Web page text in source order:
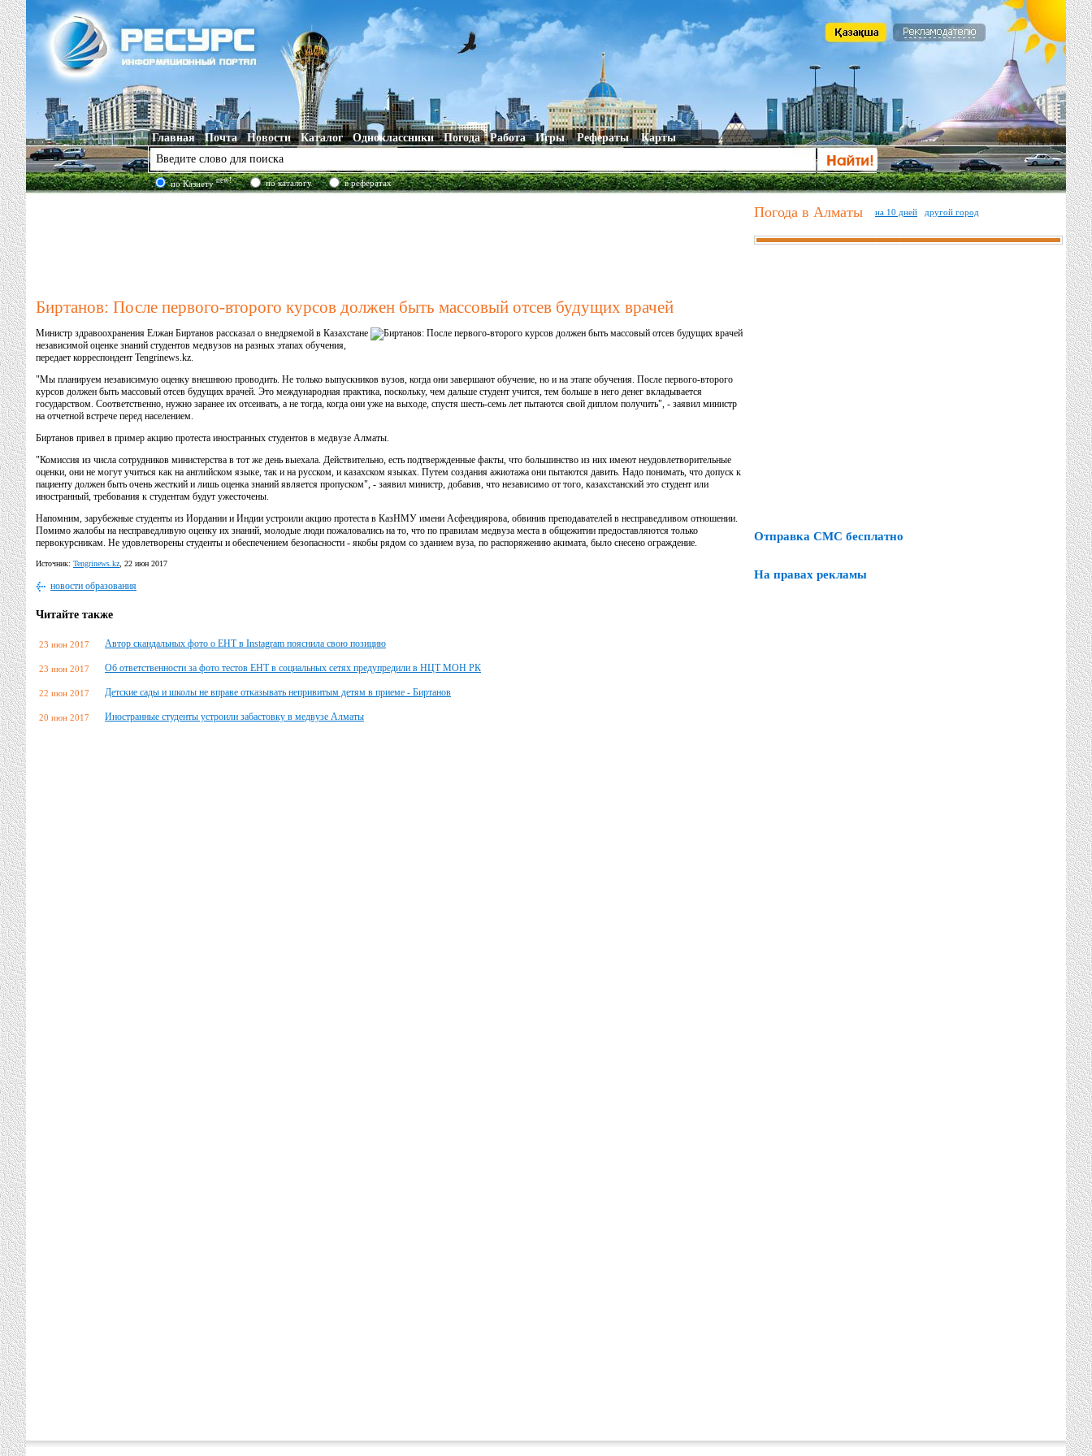
Главная Почта Новости Каталог Одноклассники Погода Работа Игры Рефераты Карты
по Казнетуnew! по каталогу в рефератах
Биртанов: После первого-второго курсов должен быть массовый отсев будущих врачей
Министр здравоохранения Елжан Биртанов рассказал о внедряемой в Казахстане
независимой оценке знаний студентов медвузов на разных этапах обучения,
передает корреспондент Tengrinews.kz.
"Мы планируем независимую оценку внешнюю проводить. Не только выпускников вузов, когда они завершают обучение, но и на этапе обучения. После первого-второго
курсов должен быть массовый отсев будущих врачей. Это международная практика, поскольку, чем дальше студент учится, тем больше в него денег вкладывается
государством. Соответственно, нужно заранее их отсеивать, а не тогда, когда они уже на выходе, спустя шесть-семь лет пытаются свой диплом получить", - заявил министр
на отчетной встрече перед населением.
Биртанов привел в пример акцию протеста иностранных студентов в медвузе Алматы.
"Комиссия из числа сотрудников министерства в тот же день выехала. Действительно, есть подтвержденные факты, что большинство из них имеют неудовлетворительные
оценки, они не могут учиться как на английском языке, так и на русском, и казахском языках. Путем создания ажиотажа они пытаются давить. Надо понимать, что допуск к
пациенту должен быть очень жесткий и лишь оценка знаний является пропуском", - заявил министр, добавив, что независимо от того, казахстанский это студент или
иностранный, требования к студентам будут ужесточены.
Напомним, зарубежные студенты из Иордании и Индии устроили акцию протеста в КазНМУ имени Асфендиярова, обвинив преподавателей в несправедливом отношении.
Помимо жалобы на несправедливую оценку их знаний, молодые люди пожаловались на то, что по правилам медвуза места в общежитии предоставляются только
первокурсникам. Не удовлетворены студенты и обеспечением безопасности - якобы рядом со зданием вуза, по распоряжению акимата, было снесено ограждение.
Источник: Tengrinews.kz , 22 июн 2017
новости образования
Читайте также
23 июн 2017 Автор скандальных фото о ЕНТ в Instagram пояснила свою позицию
23 июн 2017 Об ответственности за фото тестов ЕНТ в социальных сетях предупредили в НЦТ МОН РК
22 июн 2017 Детские сады и школы не вправе отказывать непривитым детям в приеме - Биртанов
20 июн 2017 Иностранные студенты устроили забастовку в медвузе Алматы
Погода в Алматы на 10 дней другой город
Отправка СМС бесплатно
На правах рекламы